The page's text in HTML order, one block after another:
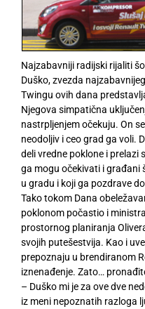
Najzabavniji radijski rijaliti
Duško, zvezda
Twingu ovih dana
Njegova simpatična
nastrpljenjem očekuju. On
neodoljiv i ceo grad ga voli.
deli vredne poklone i
ga mogu očekivati i građani
u gradu i koji ga pozdrave
Tako tokom Dana
poklonom počastio i
prostornog planiranja
svojih putešestvija. Kao i
prepoznaju u brendiranom
iznenađenje. Zato…
– Duško mi je za ove dve
iz meni nepoznatih razloga